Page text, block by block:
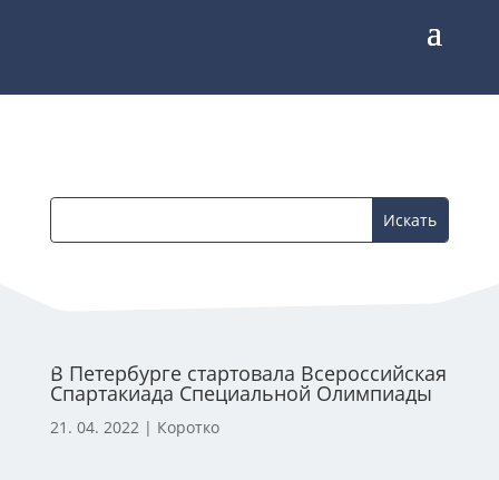
В Петербурге стартовала Всероссийская
Спартакиада Специальной Олимпиады
21. 04. 2022| Коротко